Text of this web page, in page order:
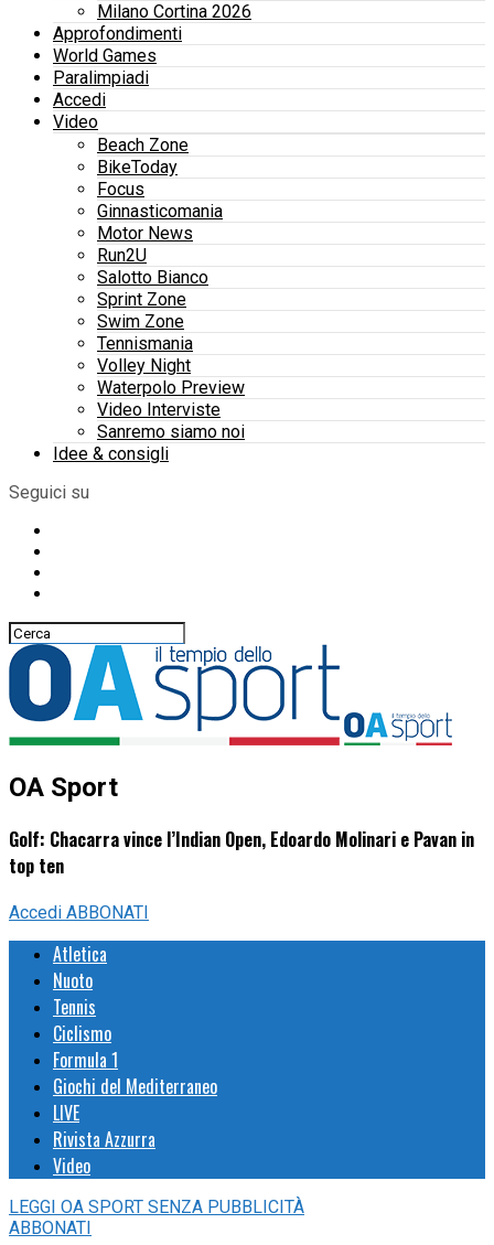
Milano Cortina 2026
Approfondimenti
World Games
Paralimpiadi
Accedi
Video
Beach Zone
BikeToday
Focus
Ginnasticomania
Motor News
Run2U
Salotto Bianco
Sprint Zone
Swim Zone
Tennismania
Volley Night
Waterpolo Preview
Video Interviste
Sanremo siamo noi
Idee & consigli
Seguici su
OA Sport
Golf: Chacarra vince l’Indian Open, Edoardo Molinari e Pavan in
top ten
Accedi ABBONATI
Atletica
Nuoto
Tennis
Ciclismo
Formula 1
Giochi del Mediterraneo
LIVE
Rivista Azzurra
Video
LEGGI OA SPORT SENZA PUBBLICITÀ
ABBONATI